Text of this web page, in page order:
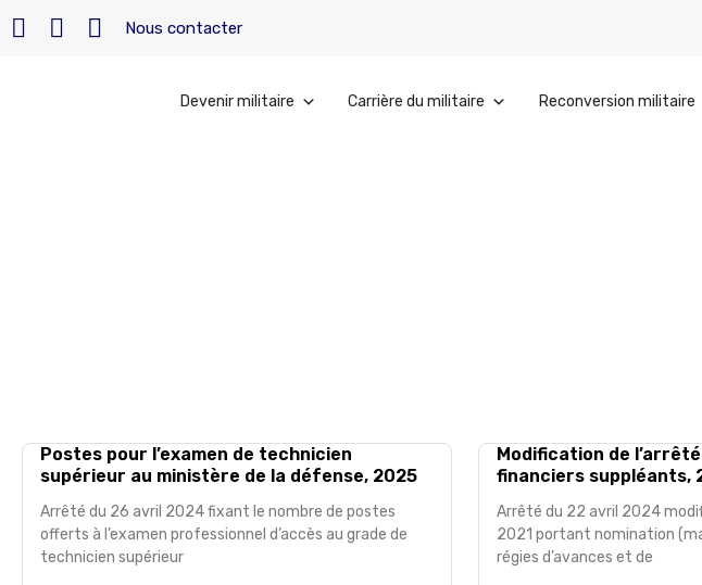
Nous contacter
Devenir militaire Carrière du militaire Reconversion militaire
Postes pour l’examen de technicien
supérieur au ministère de la défense, 2025
Arrêté du 26 avril 2024 fixant le nombre de postes
offerts à l’examen professionnel d’accès au grade de
technicien supérieur
Modification de
financiers suppléants,
Arrêté du 22 avril 2024
2021 portant nomination
régies d’avances et de